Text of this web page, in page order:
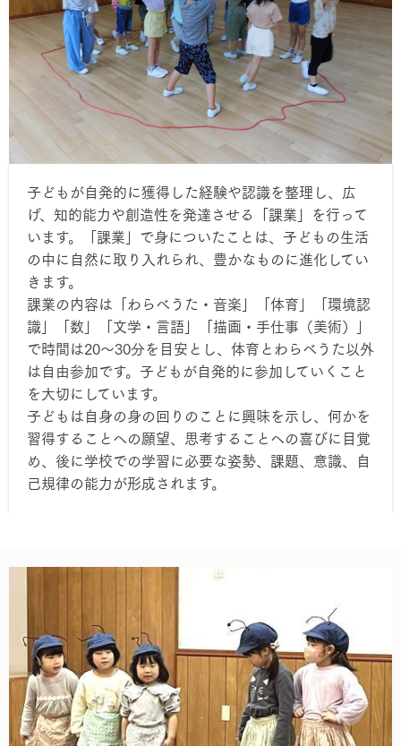
子どもが自発的に獲得した経験や認識を整理し、広
げ、知的能力や創造性を発達させる「課業」を行って
います。「課業」で身についたことは、子どもの生活
の中に自然に取り入れられ、豊かなものに進化してい
きます。
課業の内容は「わらべうた・音楽」「体育」「環境認
識」「数」「文学・言語」「描画・手仕事（美術）」
で時間は20～30分を目安とし、体育とわらべうた以外
は自由参加です。子どもが自発的に参加していくこと
を大切にしています。
子どもは自身の身の回りのことに興味を示し、何かを
習得することへの願望、思考することへの喜びに目覚
め、後に学校での学習に必要な姿勢、課題、意識、自
己規律の能力が形成されます。